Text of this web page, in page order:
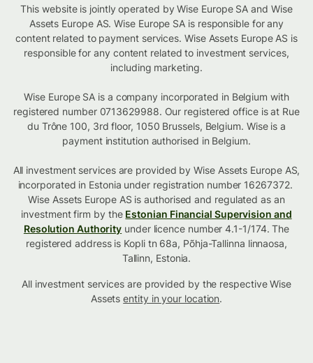
This website is jointly operated by Wise Europe SA and Wise
Assets Europe AS. Wise Europe SA is responsible for any
content related to payment services. Wise Assets Europe AS is
responsible for any content related to investment services,
including marketing.
Wise Europe SA is a company incorporated in Belgium with
registered number 0713629988. Our registered office is at Rue
du Trône 100, 3rd floor, 1050 Brussels, Belgium. Wise is a
payment institution authorised in Belgium.
All investment services are provided by Wise Assets Europe AS,
incorporated in Estonia under registration number 16267372.
Wise Assets Europe AS is authorised and regulated as an
investment firm by the Estonian Financial Supervision and
Resolution Authority under licence number 4.1-1/174. The
registered address is Kopli tn 68a, Põhja-Tallinna linnaosa,
Tallinn, Estonia.
All investment services are provided by the respective Wise
Assetsentity in your location.